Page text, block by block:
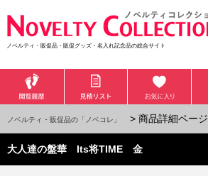
ノベルティ・販促品・販促グッズ・名入れ記念品の総合サイト
ノベルティ・販促品の「ノベコレ」 > 商品詳細ページ
大人達の盤華 Its将TIME 金